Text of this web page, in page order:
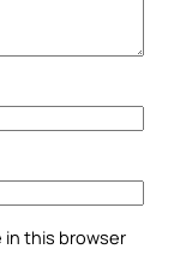
in this browser